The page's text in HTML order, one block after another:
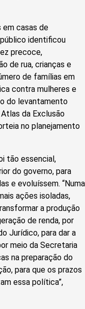
em casas de
identificou
precoce,
de rua, crianças e
de famílias em
contra mulheres e
do levantamento
da Exclusão
no planejamento
tão essencial,
do governo, para
e evoluíssem. “Numa
ações isoladas,
a produção
de renda, por
Jurídico, para dar a
meio da Secretaria
na preparação do
para que os prazos
essa política”,